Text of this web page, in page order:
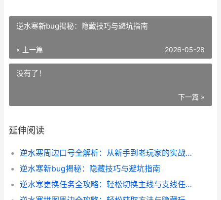
逆水寒新bug揭秘：隐藏技巧与避坑指南
« 上一篇 2026-05-28
没有了！
下一篇 »
延伸阅读
逆水寒周边口号全解析：从新手到老玩家的实战心得分享
逆水寒新bug揭秘：隐藏技巧与避坑指南
逆水寒更换任务全攻略：轻松切换主线与支线任务技巧